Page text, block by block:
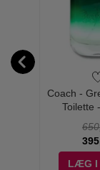
Coach -
Toilette
LÆG I